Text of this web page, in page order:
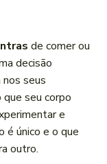
de comer ou
decisão
seus
seu corpo
e
é único e o que
outro.